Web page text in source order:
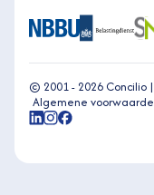
© 2001 - 2026 Concilio |
Algemene